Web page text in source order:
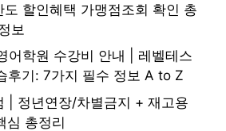
할인혜택 가맹점조회 확인 총
보
어학원 수강비 안내 | 레벨테스
후기: 7가지 필수 정보 A to Z
| 정년연장/차별금지 + 재고용
심 총정리